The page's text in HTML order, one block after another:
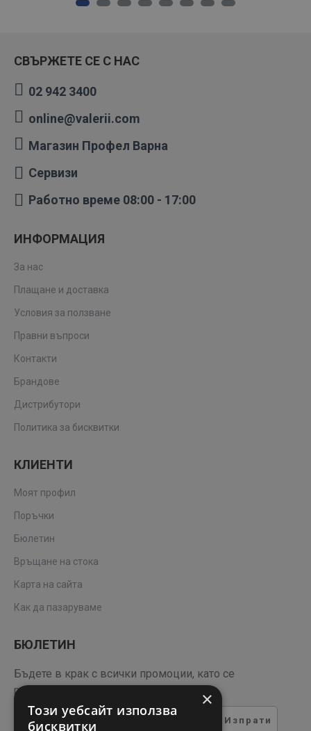
СВЪРЖЕТЕ СЕ С НАС
02 942 3400
online@valerii.com
Магазин Профел Варна
Сервизи
Работно време 08:00 - 17:00
ИНФОРМАЦИЯ
За нас
Плащане и доставка
Условия за ползване
Правни въпроси
Контакти
Брандове
Дистрибутори
Политика за бисквитки
КЛИЕНТИ
Моят профил
Поръчки
Бюлетин
Връщане на стока
Карта на сайта
Как да пазаруваме
БЮЛЕТИН
Бъдете в крак с всички промоции, като се
регистрирате за нашия бюлетин
Изпрати
×
Този уебсайт използва
бисквитки